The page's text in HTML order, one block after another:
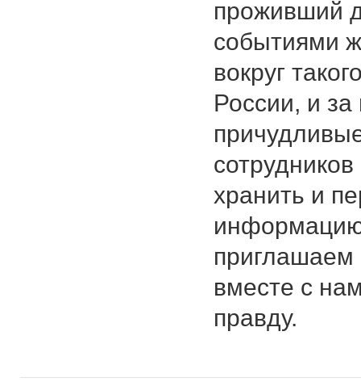
проживший
событиями
вокруг
России, и
хранить и
приглашаем
вместе с
правду.